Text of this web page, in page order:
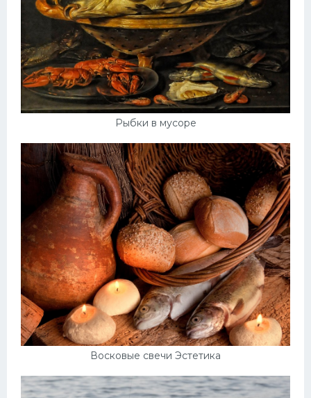
Рыбки в мусоре
Восковые свечи Эстетика